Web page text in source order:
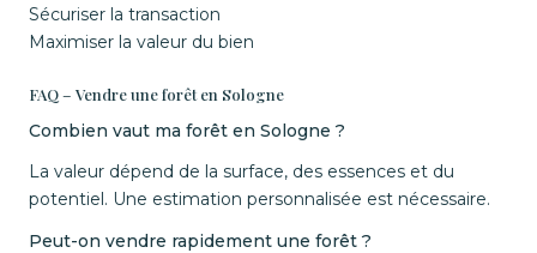
Sécuriser la transaction
Maximiser la valeur du bien
FAQ – Vendre une forêt en Sologne
Combien vaut ma forêt en Sologne ?
La valeur dépend de la surface, des essences et du
potentiel. Une estimation personnalisée est nécessaire.
Peut-on vendre rapidement une forêt ?